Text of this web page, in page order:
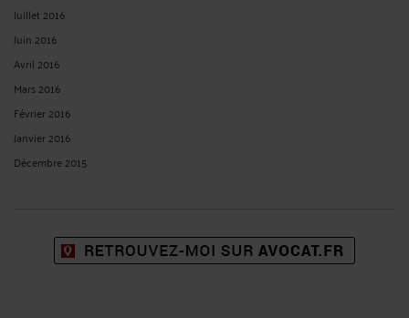
Juillet 2016
Juin 2016
Avril 2016
Mars 2016
Février 2016
Janvier 2016
Décembre 2015